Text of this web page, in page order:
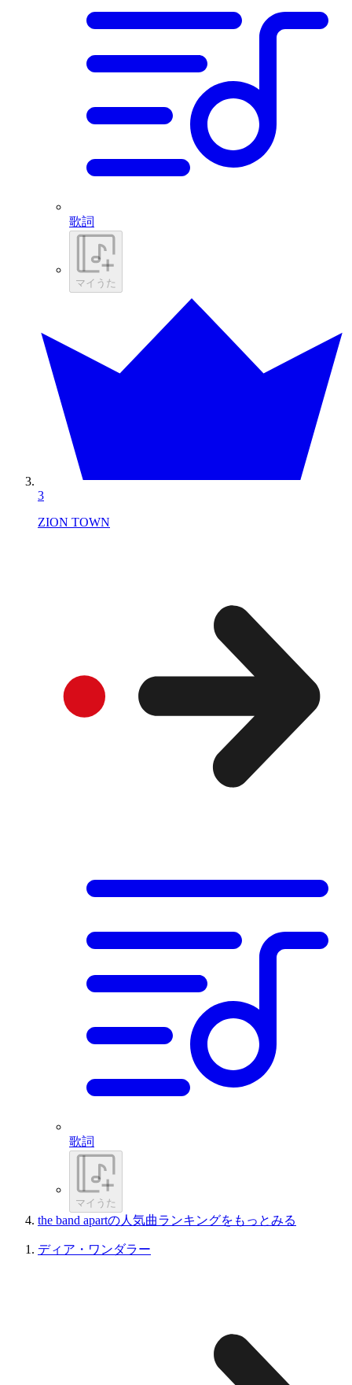
歌詞
マイうた
3
ZION TOWN
歌詞
マイうた
the band apartの人気曲ランキングをもっとみる
ディア・ワンダラー